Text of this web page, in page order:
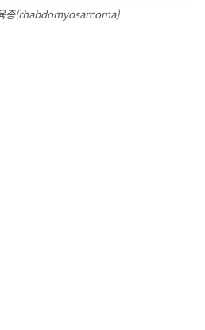
종(rhabdomyosarcoma)